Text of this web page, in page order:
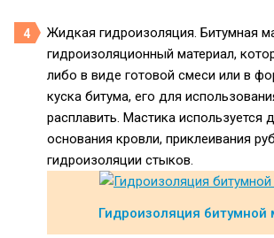
Жидкая гидроизоляция. Битумная
гидроизоляционный материал,
либо в виде готовой смеси или в
куска битума, его для
расплавить. Мастика используется
основания кровли, приклеивания
гидроизоляции стыков.
Гидроизоляция битумной